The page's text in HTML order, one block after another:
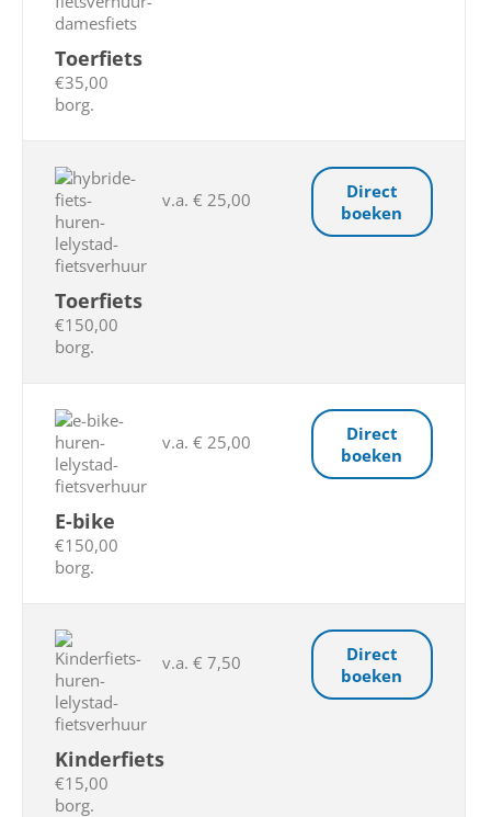
Toerfiets
€35,00
borg.
Toerfiets
€150,00
borg.
v.a. € 25,00
Direct
boeken
E-bike
€150,00
borg.
v.a. € 25,00
Direct
boeken
Kinderfiets
€15,00
borg.
v.a. € 7,50
Direct
boeken